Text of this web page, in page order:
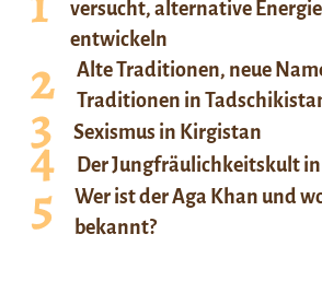
versucht, alternative
entwickeln
Alte Traditionen, neue
Traditionen in
Sexismus in Kirgistan
Der Jungfräulichkeitskult
Wer ist der Aga Khan und
bekannt?